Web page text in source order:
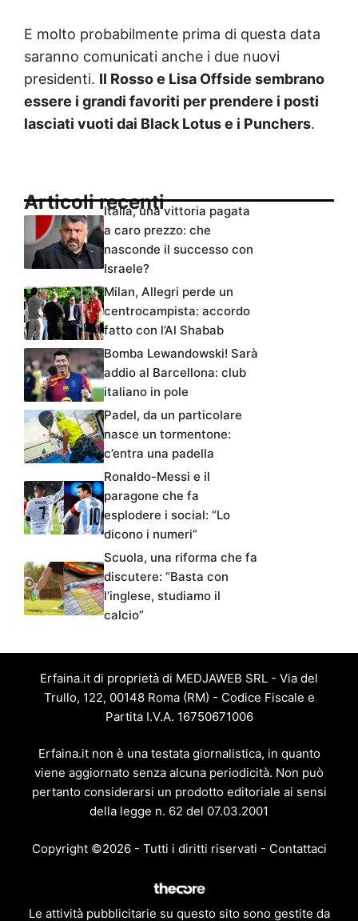
E molto probabilmente prima di questa data
saranno comunicati anche i due nuovi
presidenti. Il Rosso e Lisa Offside sembrano
essere i grandi favoriti per prendere i posti
lasciati vuoti dai Black Lotus e i Punchers.
Articoli recentiItalia, una vittoria pagata
a caro prezzo: che
nasconde il successo con
Israele?
Milan, Allegri perde un
centrocampista: accordo
fatto con l’Al Shabab
Bomba Lewandowski! Sarà
addio al Barcellona: club
italiano in pole
Padel, da un particolare
nasce un tormentone:
c’entra una padella
Ronaldo-Messi e il
paragone che fa
esplodere i social: “Lo
dicono i numeri”
Scuola, una riforma che fa
discutere: “Basta con
l’inglese, studiamo il
calcio”
Erfaina.it di proprietà di MEDJAWEB SRL - Via del
Trullo, 122, 00148 Roma (RM) - Codice Fiscale e
Partita I.V.A. 16750671006
Erfaina.it non è una testata giornalistica, in quanto
viene aggiornato senza alcuna periodicità. Non può
pertanto considerarsi un prodotto editoriale ai sensi
della legge n. 62 del 07.03.2001
Copyright ©2026 - Tutti i diritti riservati - Contattaci
Le attività pubblicitarie su questo sito sono gestite da